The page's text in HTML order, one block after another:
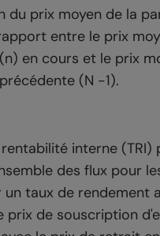
du prix moyen de la
entre le prix
en cours et le prix
(N -1).
interne (TRI)
des flux pour
un taux de rendement
prix de souscription